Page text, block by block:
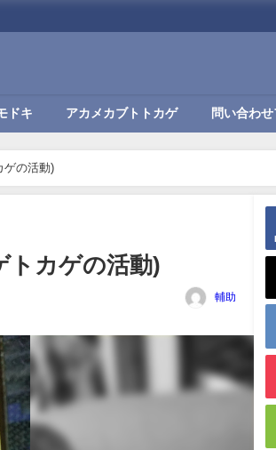
ドキ アカメカブトトカゲ 問い合わ
ゲの活動)
トカゲの活動)
輔助